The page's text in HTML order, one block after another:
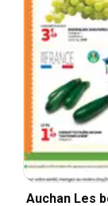
Auchan Les